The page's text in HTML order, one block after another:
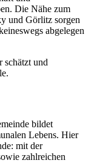
Die Nähe zum
und Görlitz sorgen
abgelegen
schätzt und
bildet
Lebens. Hier
mit der
zahlreichen